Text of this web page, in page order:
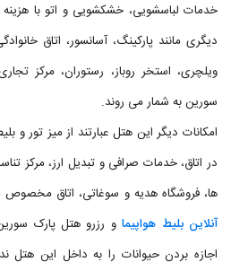
خدمات لباسشویی، خشکشویی و اتو با
دیگری مانند پارکینگ، آسانسور، اتاق
ویلچری، استخر روباز، رستوران، مرکز
سورین به شمار می روند.
امکانات دیگر این هتل عبارتند از میز تور و
در اتاق، خدمات صرافی و تبدیل ارز، مرکز
ها، فروشگاه هدیه و سوغاتی، اتاق مخصوص
آنلاین بلیط هواپیماو رزرو هتل پارک
اجازه بردن حیوانات را به داخل این هتل